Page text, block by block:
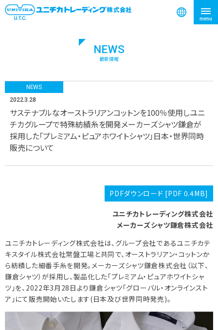
NEWS
最新情報
NEWS
2022.3.28
サステナブルなオーストラリアンコットンを100％使用しユニ
チカグループで特殊紡績糸を開発メーカーズシャツ鎌倉が
採用した「プレミアム・ピュアホワイトシャツ」日本・世界同時
販売について
PDFダウンロード [PDF 0.4MB]
ユニチカトレーディング株式会社
メーカーズシャツ鎌倉株式会社
ユニチカトレーディング株式会社は、グループ会社であるユニチカテ
キスタイル株式会社常盤工場と共同で、オーストラリアン・コットンか
ら紡績した細番手糸を開発。メーカーズシャツ鎌倉株式会社（以下、
鎌倉シャツ）が採用し、製品化した「プレミアム・ピュアホワイトシャ
ツ」を、2022年3月28日より鎌倉シャツ「グローバル・オンラインスト
ア」にて販売開始いたします(日本及び世界同時発売)。